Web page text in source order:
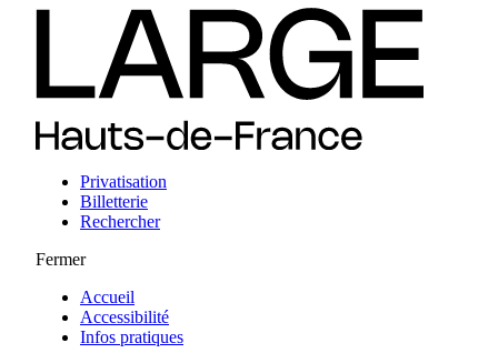
Privatisation
Billetterie
Rechercher
Fermer
Accueil
Accessibilité
Infos pratiques